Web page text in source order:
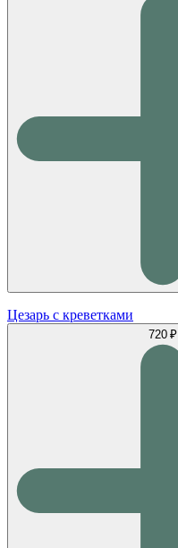
Цезарь с креветками
720 ₽